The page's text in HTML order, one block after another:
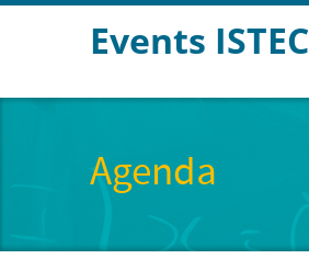
Events ISTEC
Agenda
4:00 am